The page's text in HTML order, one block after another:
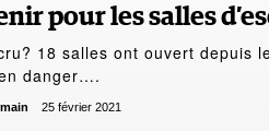
pour les salles
18 salles ont ouvert depuis
danger….
25 février 2021